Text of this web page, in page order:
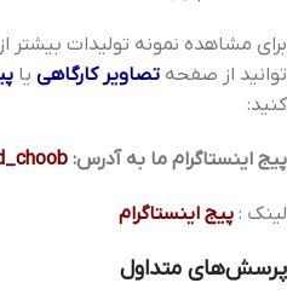
برای مشاهده نمونه تولیدات
توانید از صفحه تصاویر کارگاهی یا
کنید:
پیج اینستاگرام ما به آدرس:
لینک : پیج اینستاگرام
پرسش‌های متداول